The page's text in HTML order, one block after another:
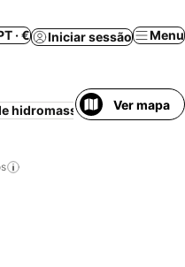
· € Iniciar sessão Menu
hidromassagem Wi-fi Ar
Ver mapa